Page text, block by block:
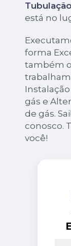
está no
forma
também
gás e
de gás.
conosco.
você!